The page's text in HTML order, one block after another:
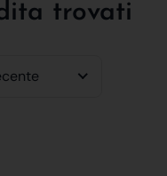
trovati